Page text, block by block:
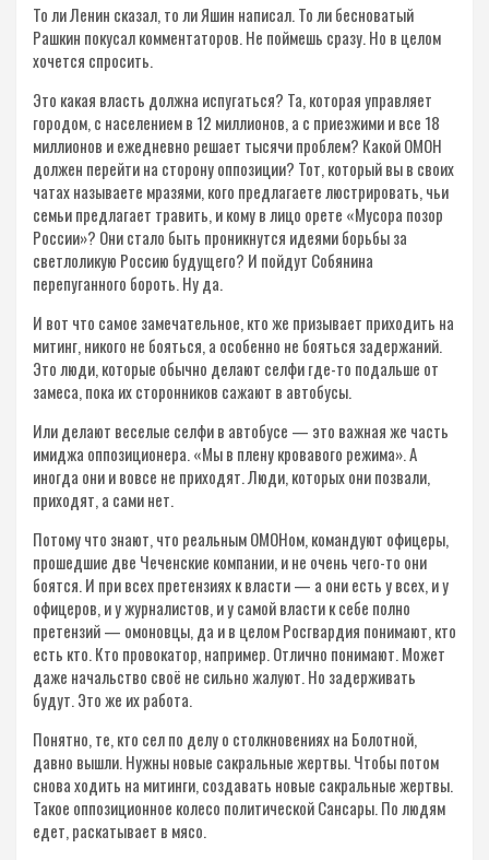
То ли Ленин сказал, то ли Яшин написал. То ли бесноватый
Рашкин покусал комментаторов. Не поймешь сразу. Но в целом
хочется спросить.
Это какая власть должна испугаться? Та, которая управляет
городом, с населением в 12 миллионов, а с приезжими и все 18
миллионов и ежедневно решает тысячи проблем? Какой ОМОН
должен перейти на сторону оппозиции? Тот, который вы в своих
чатах называете мразями, кого предлагаете люстрировать, чьи
семьи предлагает травить, и кому в лицо орете «Мусора позор
России»? Они стало быть проникнутся идеями борьбы за
светлоликую Россию будущего? И пойдут Собянина
перепуганного бороть. Ну да.
И вот что самое замечательное, кто же призывает приходить на
митинг, никого не бояться, а особенно не бояться задержаний.
Это люди, которые обычно делают селфи где-то подальше от
замеса, пока их сторонников сажают в автобусы.
Или делают веселые селфи в автобусе — это важная же часть
имиджа оппозиционера. «Мы в плену кровавого режима». А
иногда они и вовсе не приходят. Люди, которых они позвали,
приходят, а сами нет.
Потому что знают, что реальным ОМОНом, командуют офицеры,
прошедшие две Чеченские компании, и не очень чего-то они
боятся. И при всех претензиях к власти — а они есть у всех, и у
офицеров, и у журналистов, и у самой власти к себе полно
претензий — омоновцы, да и в целом Росгвардия понимают, кто
есть кто. Кто провокатор, например. Отлично понимают. Может
даже начальство своё не сильно жалуют. Но задерживать
будут. Это же их работа.
Понятно, те, кто сел по делу о столкновениях на Болотной,
давно вышли. Нужны новые сакральные жертвы. Чтобы потом
снова ходить на митинги, создавать новые сакральные жертвы.
Такое оппозиционное колесо политической Сансары. По людям
едет, раскатывает в мясо.